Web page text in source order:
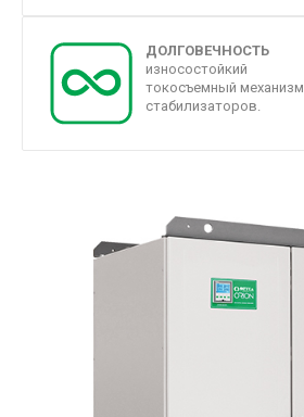
ДОЛГОВЕЧНОСТЬ
износостойкий
токосъемный механизм
стабилизаторов.